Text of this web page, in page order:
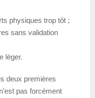
physiques trop tôt ;
sans validation
léger.
deux premières
pas forcément